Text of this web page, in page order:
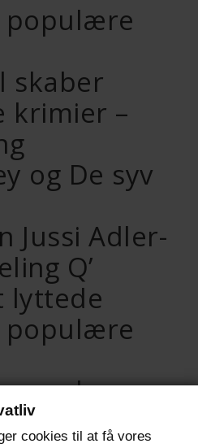
cookies til at få vores
populære
skaber
krimier –
og De syv
Jussi Adler-
Q’
lyttede
populære
populære